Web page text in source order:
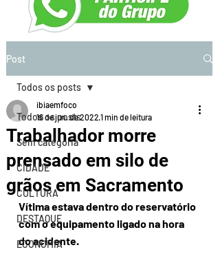
Post
Todos os posts
Sem categoria
CIDADE
CULTURA
DESTAQUE
ECONOMIA
Todos os posts
Trabalhador morre
prensado em silo de
grãos em Sacramento
ibiaemfoco
16 de jun. de 2022 1 min de leitura
Vítima estava dentro do reservatório
com o equipamento ligado na hora
do acidente.